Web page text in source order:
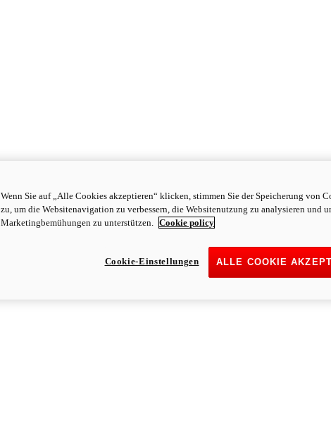
Wenn Sie auf „Alle Cookies akzeptieren“ klicken, stimmen Sie der Speicherung von
zu, um die Websitenavigation zu verbessern, die Websitenutzung zu analysieren und
Marketingbemühungen zu unterstützen. Cookie policy
ALLE COOKIE
Cookie-Einstellungen